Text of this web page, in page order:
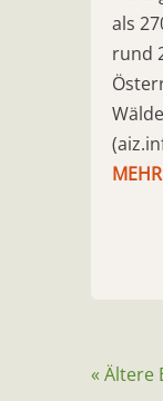
als
rund
« Ältere